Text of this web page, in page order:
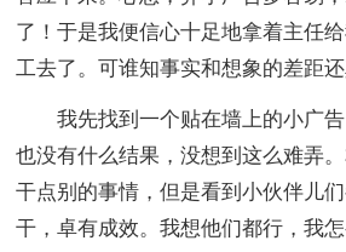
了！于是我便信心十足地拿着主任
工去了。可谁知事实和想象的差距还
我先找到一个贴在墙上的小广告
也没有什么结果，没想到这么难弄
干点别的事情，但是看到小伙伴儿
干，卓有成效。我想他们都行，我